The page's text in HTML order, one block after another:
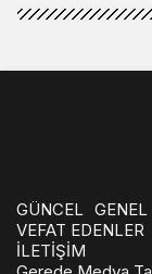
GÜNCEL GENEL
VEFAT EDENLER
İLETİŞİM